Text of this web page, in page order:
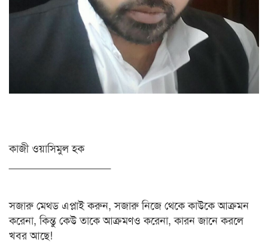
কাজী ওয়াসিমুল হক
সজারু মেথড এপ্লাই করুন, সজারু নিজে থেকে কাউকে আক্রমন
করেনা, কিন্তু কেউ তাকে আক্রমণও করেনা, কারন জানে করলে
খবর আছে!